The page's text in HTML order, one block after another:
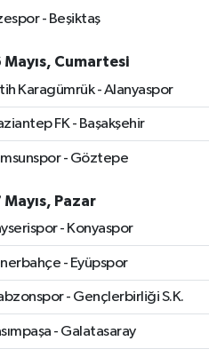
- Beşiktaş
Mayıs, Cumartesi
Karagümrük - Alanyaspor
FK - Başakşehir
- Göztepe
Mayıs, Pazar
- Konyaspor
- Eyüpspor
- Gençlerbirliği S.K.
- Galatasaray